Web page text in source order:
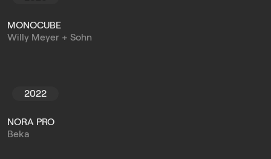
MONOCUBE
Willy Meyer + Sohn
2022
NORA PRO
Beka